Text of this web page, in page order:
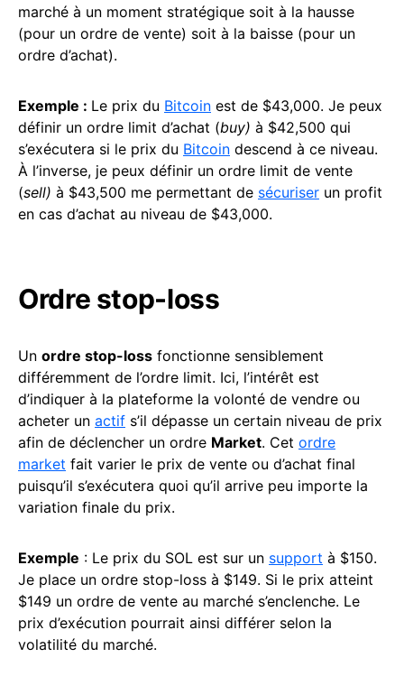
marché à un moment stratégique soit à la hausse
(pour un ordre de vente) soit à la baisse (pour un
ordre d’achat).
Exemple : Le prix du Bitcoin est de $43,000. Je peux
définir un ordre limit d’achat (buy) à $42,500 qui
s’exécutera si le prix du Bitcoin descend à ce niveau.
À l’inverse, je peux définir un ordre limit de vente
(sell) à $43,500 me permettant de sécuriser un profit
en cas d’achat au niveau de $43,000.
Ordre stop-loss
Un ordre stop-loss fonctionne sensiblement
différemment de l’ordre limit. Ici, l’intérêt est
d’indiquer à la plateforme la volonté de vendre ou
acheter un actif s’il dépasse un certain niveau de prix
afin de déclencher un ordre Market. Cet ordre
market fait varier le prix de vente ou d’achat final
puisqu’il s’exécutera quoi qu’il arrive peu importe la
variation finale du prix.
Exemple : Le prix du SOL est sur un support à $150.
Je place un ordre stop-loss à $149. Si le prix atteint
$149 un ordre de vente au marché s’enclenche. Le
prix d’exécution pourrait ainsi différer selon la
volatilité du marché.